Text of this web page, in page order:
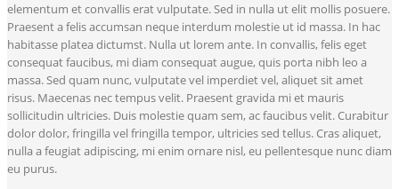
elementum et convallis erat vulputate. Sed in nulla ut elit mollis posuere.
Praesent a felis accumsan neque interdum molestie ut id massa. In hac
habitasse platea dictumst. Nulla ut lorem ante. In convallis, felis eget
consequat faucibus, mi diam consequat augue, quis porta nibh leo a
massa. Sed quam nunc, vulputate vel imperdiet vel, aliquet sit amet
risus. Maecenas nec tempus velit. Praesent gravida mi et mauris
sollicitudin ultricies. Duis molestie quam sem, ac faucibus velit. Curabitur
dolor dolor, fringilla vel fringilla tempor, ultricies sed tellus. Cras aliquet,
nulla a feugiat adipiscing, mi enim ornare nisl, eu pellentesque nunc diam
eu purus.